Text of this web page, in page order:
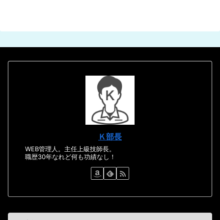
Ｋ部長
WEB管理人。主任上級技師長。
職歴30年なれど何も功績なし！